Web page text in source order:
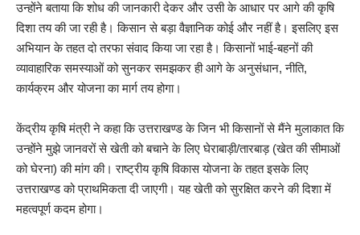
उन्होंने बताया कि शोध की जानकारी देकर और उसी के आधार पर आगे की कृषि
दिशा तय की जा रही है। किसान से बड़ा वैज्ञानिक कोई और नहीं है। इसलिए इस
अभियान के तहत दो तरफा संवाद किया जा रहा है। किसानों भाई-बहनों की
व्यावाहारिक समस्याओं को सुनकर समझकर ही आगे के अनुसंधान, नीति,
कार्यक्रम और योजना का मार्ग तय होगा।
केंद्रीय कृषि मंत्री ने कहा कि उत्तराखण्ड के जिन भी किसानों से मैंने मुलाकात कि
उन्होंने मुझे जानवरों से खेती को बचाने के लिए घेराबाड़ी/तारबाड़ (खेत की सीमाओं
को घेरना) की मांग की। राष्ट्रीय कृषि विकास योजना के तहत इसके लिए
उत्तराखण्ड को प्राथमिकता दी जाएगी। यह खेती को सुरक्षित करने की दिशा में
महत्वपूर्ण कदम होगा।